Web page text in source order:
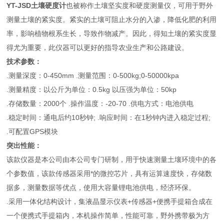
YT-JSD土壤硬度计也被称作土壤坚实度和硬度测量仪，可用于野外
测量土壤的紧实度。紧实的土壤可阻止水分的入渗，降低化肥的利用
率，影响植物根系生长，导致作物减产。因此，得知土壤的紧实度显
得尤为重要，此仪器可以更好的指导农业生产和公路建设。
技术参数：
.测量深度：0-450mm .测量范围：0-500kg;0-50000kpa
.测量精度：以公斤为单位：0.5kg 以压强为单位：50kp
.存储数量：2000个 .操作温度：-20-70 .供电方式：电池供电
.稳定时间：通电后约10秒钟; .响应时间：在1秒钟内进入稳定过程;
.可配置GPS模块
突出性能：
该款仪器是本公司由本公司专门研制，用于快速测量土壤环境中的各
个参数值，该款传感器采用*的微控芯片，具有运算速度快，存储数
据多，测量数据等优点，使用大容量锂电池供电，经济环保。
.采用一体化结构设计，集液晶显示仪表+传感器+便携手提箱合成在
一个便携式手提箱内，本机操作简单，性能可靠，野外携带极为方